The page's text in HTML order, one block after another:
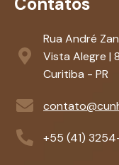
Rua André
Vista Alegre |
Curitiba - PR
+55 (41)